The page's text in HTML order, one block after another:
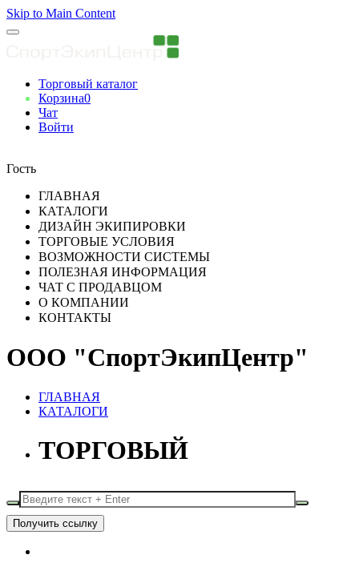
Skip to Main Content
Торговый каталог
Корзина0
Чат
Войти
Гость
ГЛАВНАЯ
КАТАЛОГИ
ДИЗАЙН ЭКИПИРОВКИ
ТОРГОВЫЕ УСЛОВИЯ
ВОЗМОЖНОСТИ СИСТЕМЫ
ПОЛЕЗНАЯ ИНФОРМАЦИЯ
ЧАТ С ПРОДАВЦОМ
О КОМПАНИИ
КОНТАКТЫ
ООО "СпортЭкипЦентр"
ГЛАВНАЯ
КАТАЛОГИ
ТОРГОВЫЙ
Получить ссылку